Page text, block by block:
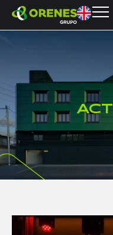
ACT